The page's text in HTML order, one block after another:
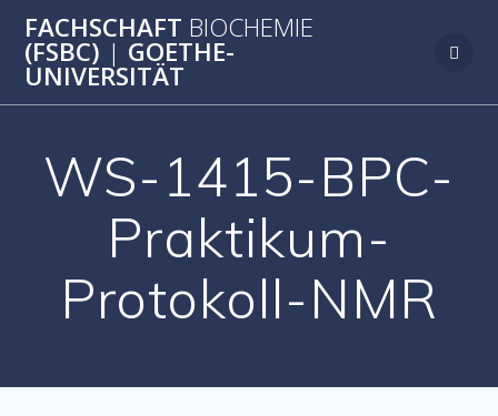
Inhalt
FACHSCHAFT BIOCHEMIE
(FSBC) | GOETHE-
UNIVERSITÄT
WS-1415-BPC-
Praktikum-
Protokoll-NMR